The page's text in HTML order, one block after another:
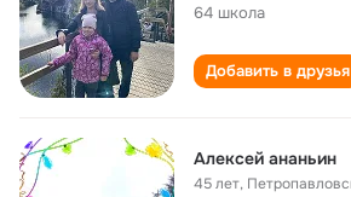
64 школа
Добавить в друзья
Алексей ананьин
45 лет,